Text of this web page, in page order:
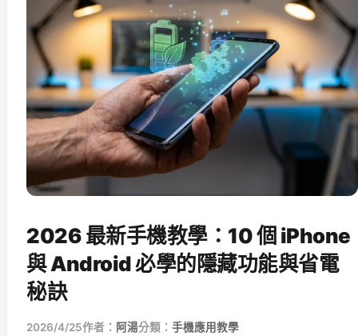
2026 最新手機教學：10 個 iPhone
與 Android 必學的隱藏功能與省電
秘訣
2026/4/25作者： 阿湯分類： 手機應用教學